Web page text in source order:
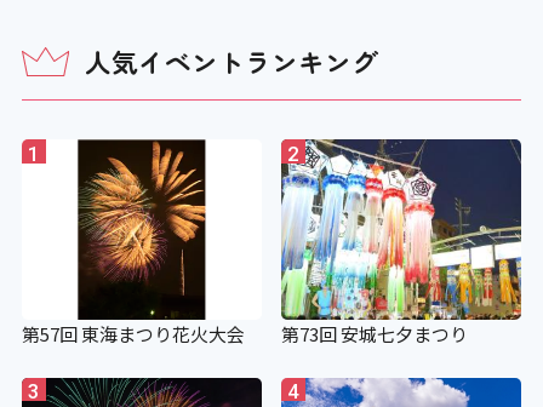
人気イベントランキング
1
第57回 東海まつり花火大会
2
第73回 安城七夕まつり
3 4